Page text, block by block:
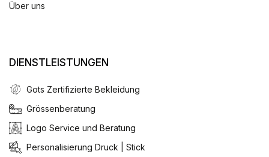
Über uns
DIENSTLEISTUNGEN
Gots Zertifizierte Bekleidung
Grössenberatung
Logo Service und Beratung
Personalisierung Druck | Stick